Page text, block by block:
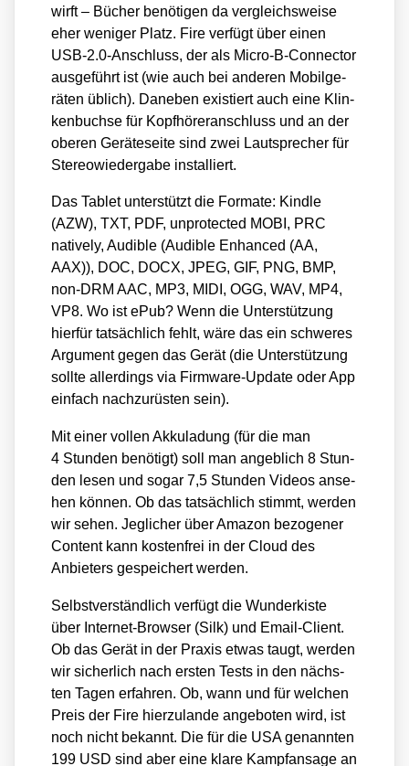
wirft – Bücher benö­ti­gen da ver­gleichs­wei­se
eher weni­ger Platz. Fire ver­fügt über einen
USB‑2.0‑Anschluss, der als Micro-B-Con­nec­tor
aus­ge­führt ist (wie auch bei ande­ren Mobil­ge­
rä­ten üblich). Dane­ben exis­tiert auch eine Klin­
ken­buch­se für Kopf­hö­rer­an­schluss und an der
obe­ren Gerä­te­sei­te sind zwei Laut­spre­cher für
Ste­reo­wie­der­ga­be instal­liert.
Das Tablet unter­stützt die For­ma­te: Kind­le
(AZW), TXT, PDF, unpro­tec­ted MOBI, PRC
natively, Audi­ble (Audi­ble Enhan­ced (AA,
AAX)), DOC, DOCX, JPEG, GIF, PNG, BMP,
non-DRM AAC, MP3, MIDI, OGG, WAV, MP4,
VP8. Wo ist ePub? Wenn die Unter­stüt­zung
hier­für tat­säch­lich fehlt, wäre das ein schwe­res
Argu­ment gegen das Gerät (die Unter­stüt­zung
soll­te aller­dings via Firm­ware-Update oder App
ein­fach nach­zu­rüs­ten sein).
Mit einer vol­len Akku­la­dung (für die man
4 Stun­den benö­tigt) soll man angeb­lich 8 Stun­
den lesen und sogar 7,5 Stun­den Vide­os anse­
hen kön­nen. Ob das tat­säch­lich stimmt, wer­den
wir sehen. Jeg­li­cher über Ama­zon bezo­ge­ner
Con­tent kann kos­ten­frei in der Cloud des
Anbie­ters gespei­chert wer­den.
Selbst­ver­ständ­lich ver­fügt die Wun­der­kis­te
über Inter­net-Brow­ser (Silk) und Email-Cli­ent.
Ob das Gerät in der Pra­xis etwas taugt, wer­den
wir sicher­lich nach ers­ten Tests in den nächs­
ten Tagen erfah­ren. Ob, wann und für wel­chen
Preis der Fire hier­zu­lan­de ange­bo­ten wird, ist
noch nicht bekannt. Die für die USA genann­ten
199 USD sind aber eine kla­re Kampf­an­sa­ge an